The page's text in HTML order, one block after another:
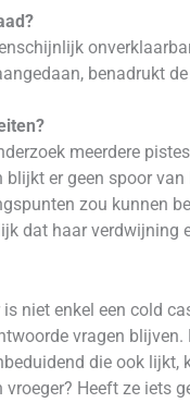
benadrukt
meerdere
er geen spoor
zou kunnen
dat haar verdwijning
niet enkel een cold
vragen
die ook
Heeft ze iets